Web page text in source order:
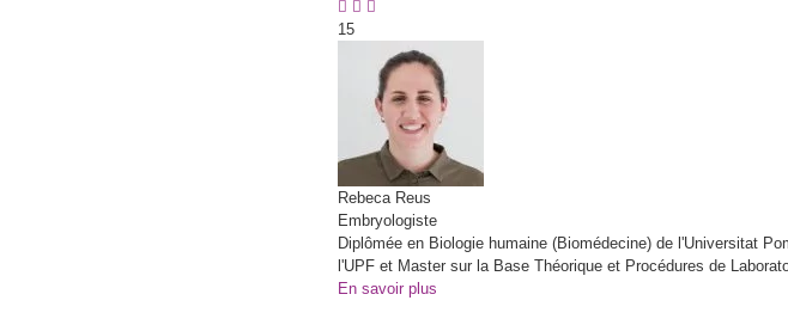
15
Rebeca Reus
Embryologiste
Diplômée en Biologie humaine (Biomédecine) de l'Universitat
l'UPF et Master sur la Base Théorique et Procédures de
En savoir plus